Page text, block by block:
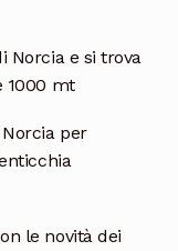
Norcia e si trova
1000 mt
per
le novità dei